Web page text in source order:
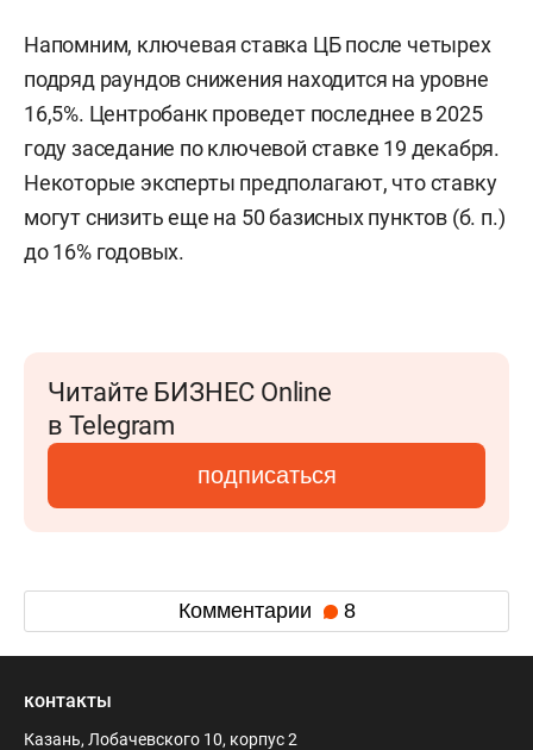
Напомним, ключевая ставка ЦБ после четырех
подряд раундов снижения находится на уровне
16,5%. Центробанк проведет последнее в 2025
году заседание по ключевой ставке 19 декабря.
Некоторые эксперты предполагают, что ставку
могут снизить еще на 50 базисных пунктов (б. п.)
до 16% годовых.
Читайте БИЗНЕС Online
в Telegram
подписаться
Комментарии 8
контакты
Казань, Лобачевского 10, корпус 2